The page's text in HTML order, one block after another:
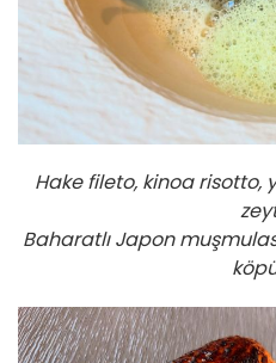
Hake fileto, kinoa risotto,
Baharatlı Japon